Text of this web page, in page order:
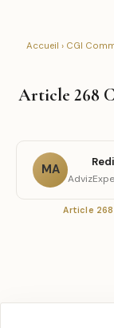
Accueil › CGI
Article 268
MA
Article 268